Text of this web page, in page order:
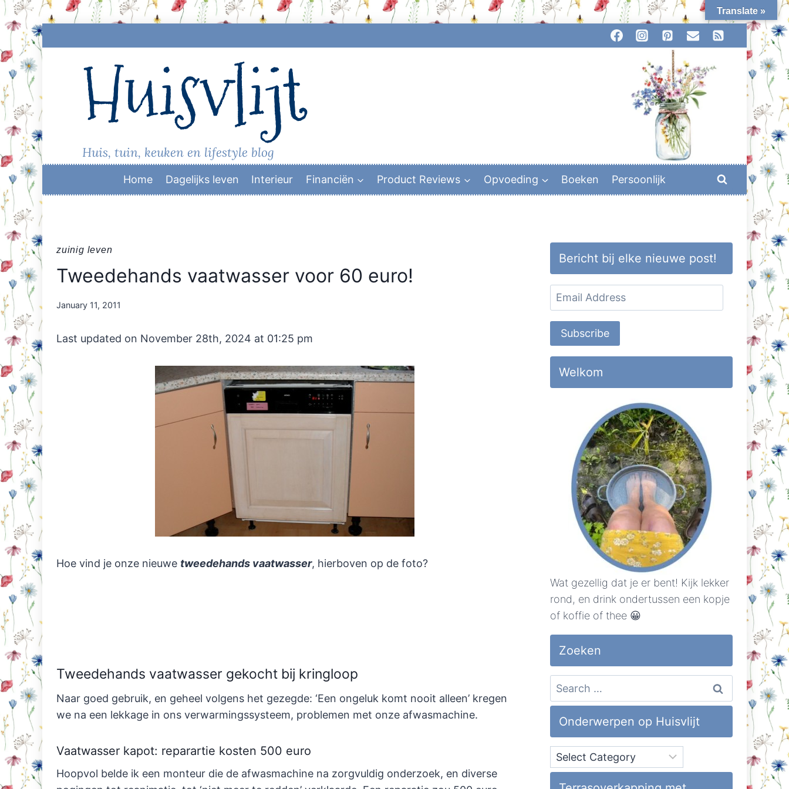
Skip
to
Huisvlijt
Huis, tuin, keuken en lifestyle blog
Home Dagelijks leven Interieur Financiën Product Reviews Opvoeding Boeken Persoonlijk
zuinig leven
Tweedehands vaatwasser voor 60 euro!
By
January 11, 2011
Last updated on November 28th, 2024 at 01:25 pm
Hoe vind je onze nieuwe tweedehands vaatwasser, hierboven op de foto?
Tweedehands vaatwasser gekocht bij kringloop
Naar goed gebruik, en geheel volgens het gezegde: ‘Een ongeluk komt nooit alleen’ kregen
we na een lekkage in ons verwarmingssysteem, problemen met onze afwasmachine.
Vaatwasser kapot: reparartie kosten 500 euro
Hoopvol belde ik een monteur die de afwasmachine na zorgvuldig onderzoek, en diverse
Bericht bij elke nieuwe post!
Email
Address
Subscribe
Welkom
Wat gezellig dat je er bent! Kijk lekker
rond, en drink ondertussen een kopje
of koffie of thee 😀
Zoeken
Search
for:
Onderwerpen op Huisvlijt
Onderwerpen
op
Huisvlijt
Translate »